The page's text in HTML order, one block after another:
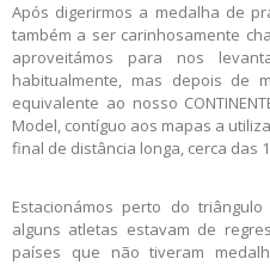
Após digerirmos a medalha de
também a ser carinhosamente
aproveitámos para nos
habitualmente, mas depois de
equivalente ao nosso
Model, contíguo aos mapas a
final de distância longa, cerca das
Estacionámos perto do
alguns atletas estavam de
países que não tiveram